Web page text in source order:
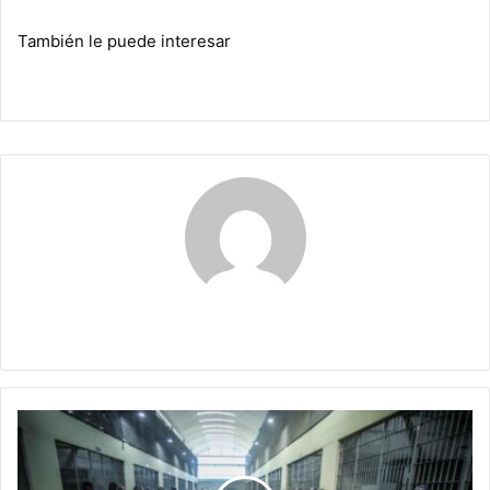
También le puede interesar
Bukele: